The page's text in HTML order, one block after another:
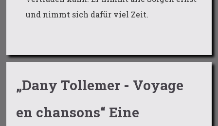
und nimmt sich dafür viel Zeit.
„Dany Tollemer - Voyage
en chansons“ Eine